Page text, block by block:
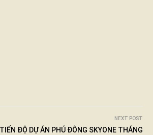
NEXT POST
ĐỘ DỰ ÁN PHÚ ĐÔNG SKYONE THÁNG